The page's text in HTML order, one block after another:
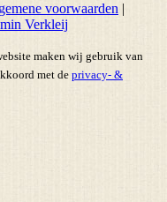
voorwaarden |
Verkleij
maken wij gebruik van
met de privacy- &